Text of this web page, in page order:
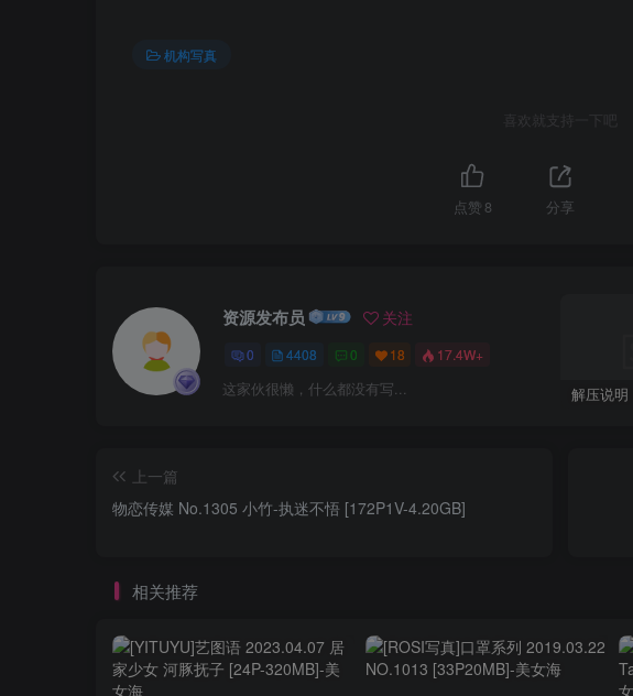
机构写真
喜欢就支持一下吧
点赞 8 分享
资源发布员 关注
0 4408 0 18 17.4W+
这家伙很懒，什么都没有写... 解压说明
上一篇
物恋传媒 No.1305 小竹-执迷不悟 [172P1V-4.20GB]
相关推荐